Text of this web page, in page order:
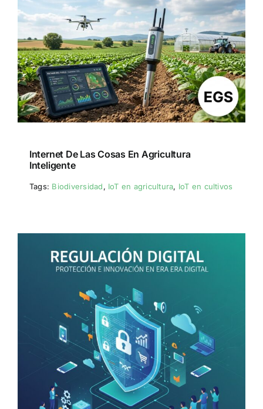
Internet De Las Cosas En Agricultura
Inteligente
Tags: Biodiversidad, IoT en agricultura, IoT en cultivos